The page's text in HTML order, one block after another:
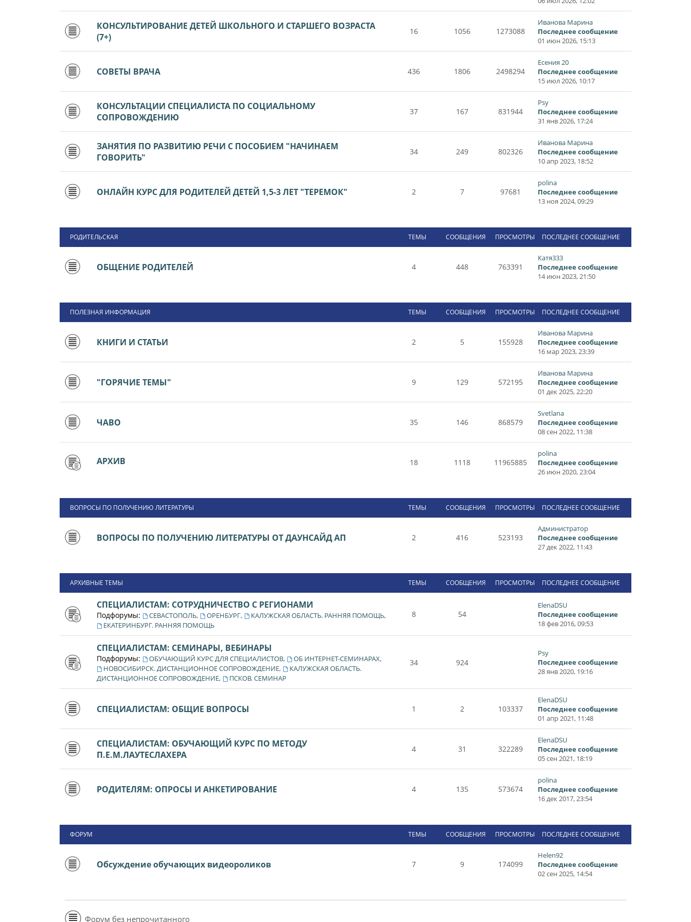
КОНСУЛЬТИРОВАНИЕ ДЕТЕЙ ШКОЛЬНОГО И СТАРШЕГО ВОЗРАСТА
(7+)
16 1056 1273088
Иванова Марина
Последнее сообщение
01 июн 2026, 15:13
СОВЕТЫ ВРАЧА 436 1806 2498294
Есения 20
Последнее сообщение
15 июл 2026, 10:17
КОНСУЛЬТАЦИИ СПЕЦИАЛИСТА ПО СОЦИАЛЬНОМУ
СОПРОВОЖДЕНИЮ
37 167 831944
Psy
Последнее сообщение
31 янв 2026, 17:24
ЗАНЯТИЯ ПО РАЗВИТИЮ РЕЧИ С ПОСОБИЕМ "НАЧИНАЕМ
ГОВОРИТЬ"
34 249 802326
Иванова Марина
Последнее сообщение
10 апр 2023, 18:52
ОНЛАЙН КУРС ДЛЯ РОДИТЕЛЕЙ ДЕТЕЙ 1,5-3 ЛЕТ "ТЕРЕМОК" 2 7 97681
polina
Последнее сообщение
13 ноя 2024, 09:29
РОДИТЕЛЬСКАЯ ТЕМЫ СООБЩЕНИЯ ПРОСМОТРЫ ПОСЛЕДНЕЕ СООБЩЕНИЕ
ОБЩЕНИЕ РОДИТЕЛЕЙ 4 448 763391
Катя333
Последнее сообщение
14 июн 2023, 21:50
ПОЛЕЗНАЯ ИНФОРМАЦИЯ ТЕМЫ СООБЩЕНИЯ ПРОСМОТРЫ ПОСЛЕДНЕЕ СООБЩЕНИЕ
КНИГИ И СТАТЬИ 2 5 155928
Иванова Марина
Последнее сообщение
16 мар 2023, 23:39
"ГОРЯЧИЕ ТЕМЫ" 9 129 572195
Иванова Марина
Последнее сообщение
01 дек 2025, 22:20
ЧАВО 35 146 868579
Svetlana
Последнее сообщение
08 сен 2022, 11:38
АРХИВ 18 1118 11965885
polina
Последнее сообщение
26 июн 2020, 23:04
ВОПРОСЫ ПО ПОЛУЧЕНИЮ ЛИТЕРАТУРЫ ТЕМЫ СООБЩЕНИЯ ПРОСМОТРЫ ПОСЛЕДНЕЕ СООБЩЕНИЕ
ВОПРОСЫ ПО ПОЛУЧЕНИЮ ЛИТЕРАТУРЫ ОТ ДАУНСАЙД АП 2 416 523193
Администратор
Последнее сообщение
27 дек 2022, 11:43
АРХИВНЫЕ ТЕМЫ ТЕМЫ СООБЩЕНИЯ ПРОСМОТРЫ ПОСЛЕДНЕЕ СООБЩЕНИЕ
СПЕЦИАЛИСТАМ: СОТРУДНИЧЕСТВО С РЕГИОНАМИ
Подфорумы: СЕВАСТОПОЛЬ, ОРЕНБУРГ, КАЛУЖСКАЯ ОБЛАСТЬ. РАННЯЯ ПОМОЩЬ,
ЕКАТЕРИНБУРГ. РАННЯЯ ПОМОЩЬ
8 54
ElenaDSU
Последнее сообщение
18 фев 2016, 09:53
СПЕЦИАЛИСТАМ: СЕМИНАРЫ, ВЕБИНАРЫ
Подфорумы: ОБУЧАЮЩИЙ КУРС ДЛЯ СПЕЦИАЛИСТОВ, ОБ ИНТЕРНЕТ-СЕМИНАРАХ,
НОВОСИБИРСК. ДИСТАНЦИОННОЕ СОПРОВОЖДЕНИЕ,
КАЛУЖСКАЯ ОБЛАСТЬ.
ДИСТАНЦИОННОЕ СОПРОВОЖДЕНИЕ, ПСКОВ. СЕМИНАР
34 924
Psy
Последнее сообщение
28 янв 2020, 19:16
СПЕЦИАЛИСТАМ: ОБЩИЕ ВОПРОСЫ 1 2 103337
ElenaDSU
Последнее сообщение
01 апр 2021, 11:48
СПЕЦИАЛИСТАМ: ОБУЧАЮЩИЙ КУРС ПО МЕТОДУ
П.Е.М.ЛАУТЕСЛАХЕРА
4 31 322289
ElenaDSU
Последнее сообщение
05 сен 2021, 18:19
РОДИТЕЛЯМ: ОПРОСЫ И АНКЕТИРОВАНИЕ 4 135 573674
polina
Последнее сообщение
16 дек 2017, 23:54
ФОРУМ ТЕМЫ СООБЩЕНИЯ ПРОСМОТРЫ ПОСЛЕДНЕЕ СООБЩЕНИЕ
Обсуждение обучающих видеороликов 7 9 174099
Helen92
Последнее сообщение
02 сен 2025, 14:54
Форум без непрочитанного